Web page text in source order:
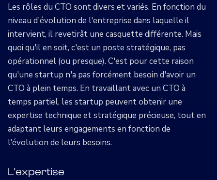
Les rôles du CTO sont divers et variés. En fonction du
niveau d'évolution de l'entreprise dans laquelle il
intervient, il revetirât une casquette différente. Mais
quoi qu'il en soit, c'est un poste stratégique, pas
opérationnel (ou presque). C'est pour cette raison
qu'une startup n'a pas forcément besoin d'avoir un
CTO à plein temps. En travaillant avec un CTO à
temps partiel, les startup peuvent obtenir une
expertise technique et stratégique précieuse, tout en
adaptant leurs engagements en fonction de
l'évolution de leurs besoins.
L'expertise